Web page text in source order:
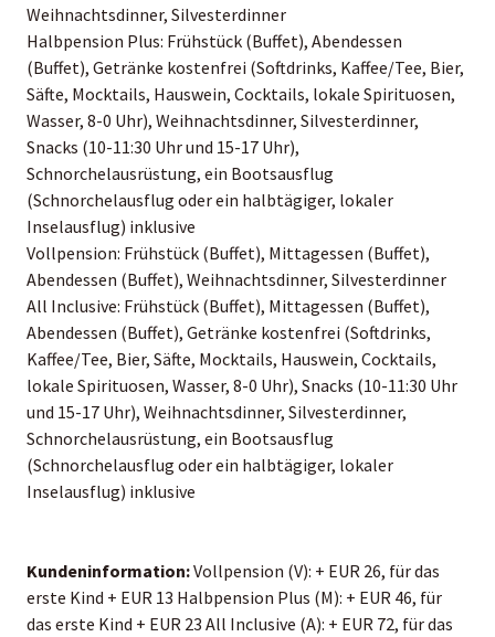
Weihnachtsdinner, Silvesterdinner
Halbpension Plus: Frühstück (Buffet), Abendessen
(Buffet), Getränke kostenfrei (Softdrinks, Kaffee/Tee, Bier,
Säfte, Mocktails, Hauswein, Cocktails, lokale Spirituosen,
Wasser, 8-0 Uhr), Weihnachtsdinner, Silvesterdinner,
Snacks (10-11:30 Uhr und 15-17 Uhr),
Schnorchelausrüstung, ein Bootsausflug
(Schnorchelausflug oder ein halbtägiger, lokaler
Inselausflug) inklusive
Vollpension: Frühstück (Buffet), Mittagessen (Buffet),
Abendessen (Buffet), Weihnachtsdinner, Silvesterdinner
All Inclusive: Frühstück (Buffet), Mittagessen (Buffet),
Abendessen (Buffet), Getränke kostenfrei (Softdrinks,
Kaffee/Tee, Bier, Säfte, Mocktails, Hauswein, Cocktails,
lokale Spirituosen, Wasser, 8-0 Uhr), Snacks (10-11:30 Uhr
und 15-17 Uhr), Weihnachtsdinner, Silvesterdinner,
Schnorchelausrüstung, ein Bootsausflug
(Schnorchelausflug oder ein halbtägiger, lokaler
Inselausflug) inklusive
Kundeninformation:Vollpension (V): + EUR 26, für das
erste Kind + EUR 13 Halbpension Plus (M): + EUR 46, für
das erste Kind + EUR 23 All Inclusive (A): + EUR 72, für das